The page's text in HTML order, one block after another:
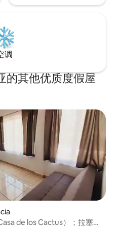
调
的其他优质度假屋
de los Cactus）；拉塞拉